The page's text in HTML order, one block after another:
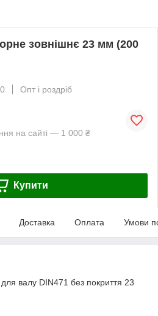
зовнішнє 23 мм (200
Опт і роздріб
на сайті — 1 000 ₴
Купити
Доставка Оплата Умови
валу DIN471 без покриття 23